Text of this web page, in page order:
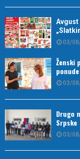
Avgust
03/
Ženski
03/
Drugo
Srpske
03/